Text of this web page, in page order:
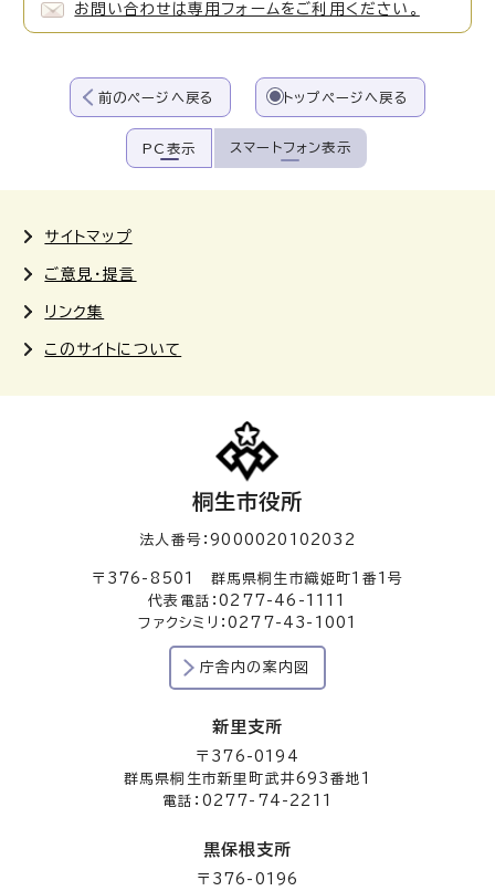
お問い合わせは専用フォームをご利用ください。
前のページへ戻る トップページへ戻る
PC表示 スマートフォン表示
サイトマップ
ご意見・提言
リンク集
このサイトについて
桐生市役所
法人番号：9000020102032
〒376-8501 群馬県桐生市織姫町1番1号
代表電話：0277-46-1111
ファクシミリ：0277-43-1001
庁舎内の案内図
新里支所
〒376-0194
群馬県桐生市新里町武井693番地1
電話：0277-74-2211
黒保根支所
〒376-0196